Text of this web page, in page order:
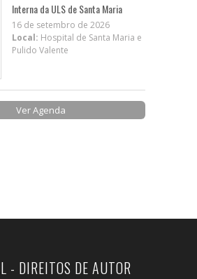
Interna da ULS de Santa Maria
16 de setembro de 2026
Local: Hospital de Santa Maria e
Pulido Valente
Ver Agenda
- DIREITOS DE AUTOR